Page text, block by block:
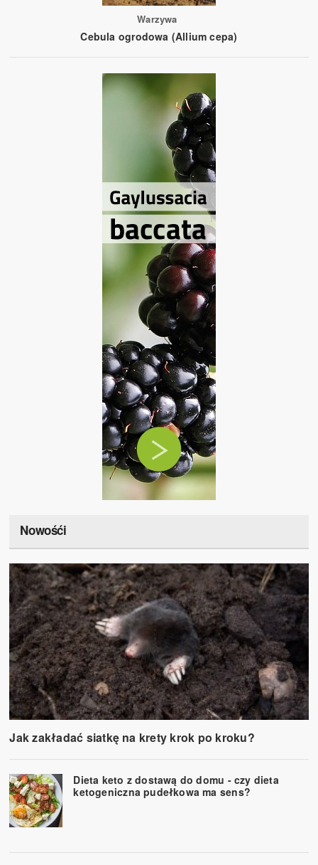
Warzywa
Cebula ogrodowa (Allium cepa)
Nowośći
Jak zakładać siatkę na krety krok po kroku?
Dieta keto z dostawą do domu - czy dieta
ketogeniczna pudełkowa ma sens?